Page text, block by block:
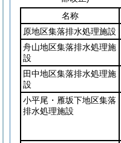
名称
原地区集落排水処理施設
舟山地区集落排水処理施
設
田中地区集落排水処理施
設
小平尾・雁坂下地区集落
排水処理施設